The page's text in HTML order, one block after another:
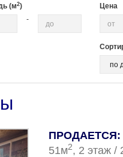
(м2)
-
Цена
ПРОДАЕТСЯ:
51м2, 2 этаж /